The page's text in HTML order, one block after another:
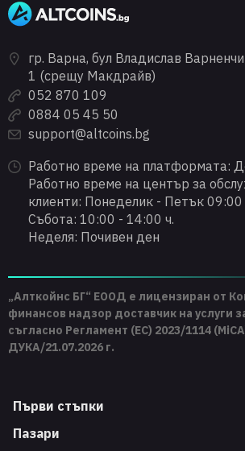
гр. Варна, бул Владислав
1 (срещу Макдрайв)
052 870 109
0884 05 45 50
support@altcoins.bg
Работно време на платформата:
Работно време на център за
клиенти: Понеделик - Петък
Събота: 10:00 - 14:00 ч.
Неделя: Почивен ден
„Алткойнс БГ“ ЕООД е лицензиран от
финансов надзор доставчик на услуги
съгласно Регламент (ЕС) 2023/1114
ДУКА/21.07.2026 г.
Първи стъпки
Пазари